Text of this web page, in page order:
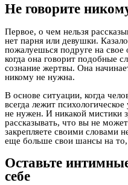
Не говорите
Первое, о чем нельзя
нет парня или девушки.
пожалуешься подруге на
когда она говорит подобные
сознание жертвы. Она
никому не нужна.
В основе ситуации, когда
всегда лежит
не нужен. И никакой мистики
рассказывать, что вы не
закрепляете своими словами
еще больше свои шансы на то,
Оставьте
себе